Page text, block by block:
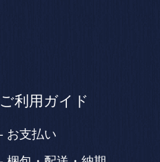
ご利用ガイド
お支払い